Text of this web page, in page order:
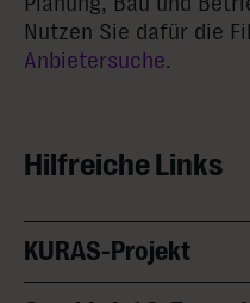
Nutzen Sie dafür die
Anbietersuche.
Hilfreiche Links
KURAS-Projekt